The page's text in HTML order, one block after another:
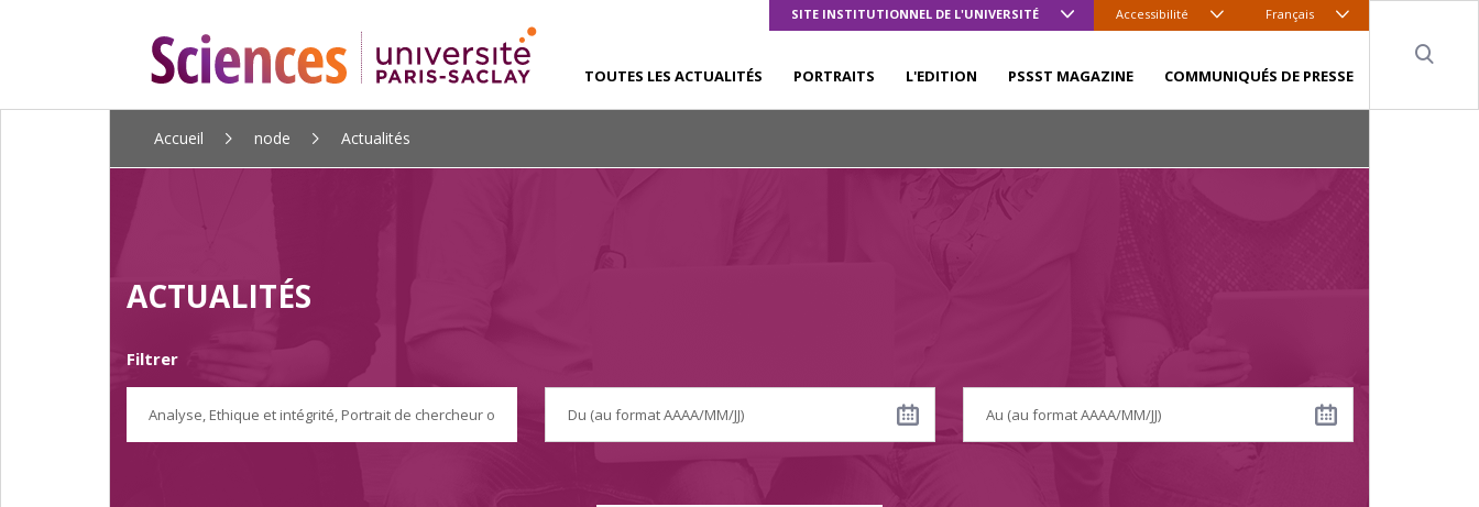
SITE INSTITUTIONNEL DE L'UNIVERSITÉ Accessibilité Français
TOUTES LES ACTUALITÉS PORTRAITS L'EDITION PSSST MAGAZINE COMMUNIQUÉS DE PRESSE
Accueil node Actualités
ACTUALITÉS
Filtrer
Analyse, Ethique et intégrité, Portrait de chercheur ou chercheuse ,Recherche